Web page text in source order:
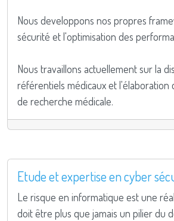
Nous developpons nos propres
sécurité et l'optimisation des
Nous travaillons actuellement sur la
référentiels médicaux et l'élaboration
de recherche médicale.
Etude et expertise en cyber
Le risque en informatique est une
doit être plus que jamais un pilier du